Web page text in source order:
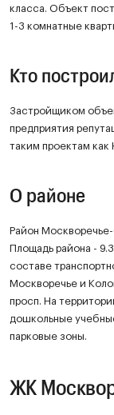
класса. Объект
1-3 комнатные
Кто
Застройщиком
предприятия
таким проектам как
О районе
Район
Площадь района -
составе
Москворечье и
просп. На
дошкольные
парковые зоны.
ЖК